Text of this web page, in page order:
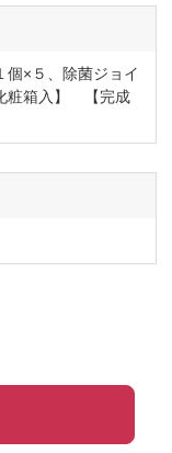
個×５、除菌ジョイ
粧箱入】 【完成